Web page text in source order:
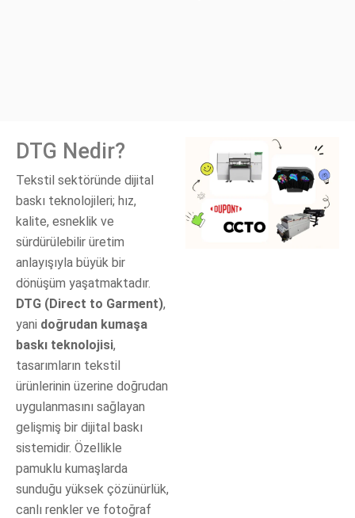
DTG Nedir?
Tekstil sektöründe dijital
baskı teknolojileri; hız,
kalite, esneklik ve
sürdürülebilir üretim
anlayışıyla büyük bir
dönüşüm yaşatmaktadır.
DTG (Direct to Garment),
yani doğrudan kumaşa
baskı teknolojisi,
tasarımların tekstil
ürünlerinin üzerine doğrudan
uygulanmasını sağlayan
gelişmiş bir dijital baskı
sistemidir. Özellikle
pamuklu kumaşlarda
sunduğu yüksek çözünürlük,
canlı renkler ve fotoğraf